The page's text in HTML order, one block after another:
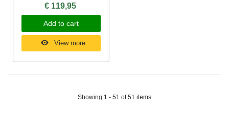
€ 119,95
Add to cart
View more
Showing 1 - 51 of 51 items